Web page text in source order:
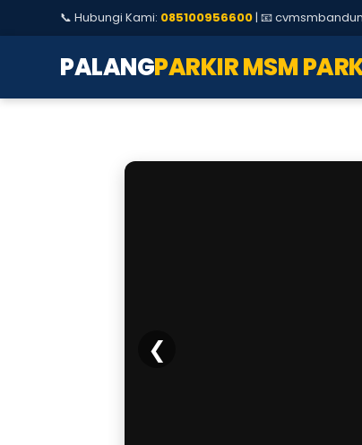
📞 Hubungi Kami: 085100956600| 📧
PALANGPARKIR MSM
Tunai
4
❮